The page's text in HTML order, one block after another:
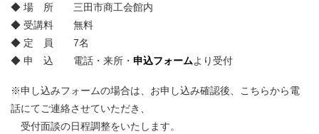
◆ 場 所 三田市商工会館内
◆ 受講料 無料
◆ 定 員 7名
◆ 申 込 電話・来所・ 申込フォームより受付
※申し込みフォームの場合は、お申し込み確認後、こちらから電
話にてご連絡させていただき、
受付面談の日程調整をいたします。